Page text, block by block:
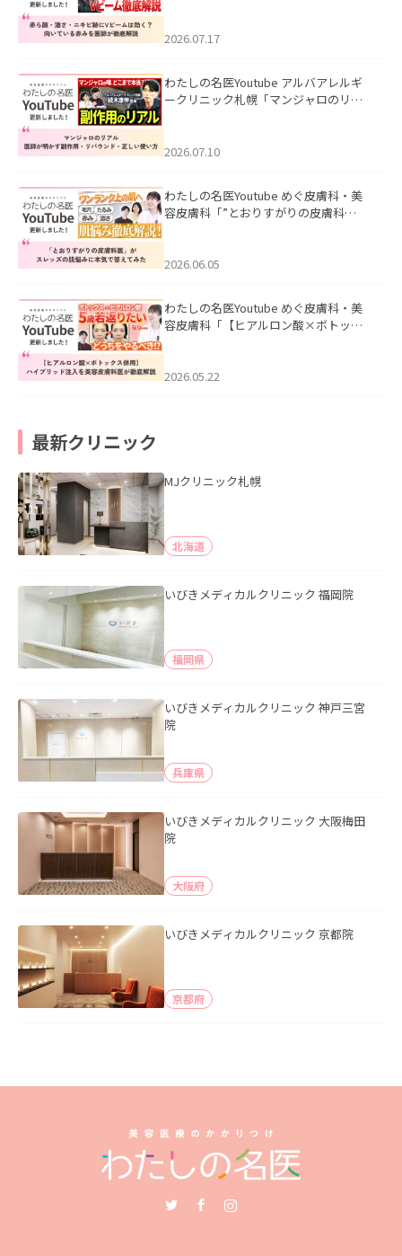
した。
2026.07.17
わたしの名医Youtube アルバアレルギ
ークリニック札幌「マンジャロのリア
た。
2026.07.10
わたしの名医Youtube めぐ皮膚科・美
容皮膚科「”とおりすがりの皮膚科
2026.06.05
わたしの名医Youtube めぐ皮膚科・美
容皮膚科「【ヒアルロン酸×ボトック
た。
2026.05.22
最新クリニック
MJクリニック札幌
北海道
いびきメディカルクリニック 福岡院
福岡県
いびきメディカルクリニック 神戸三宮
院
兵庫県
いびきメディカルクリニック 大阪梅田
院
大阪府
いびきメディカルクリニック 京都院
京都府